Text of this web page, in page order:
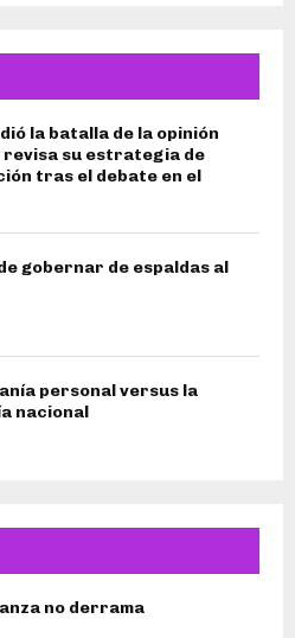
la batalla de la opinión
revisa su estrategia de
tras el debate en el
gobernar de espaldas al
personal versus la
nacional
no derrama